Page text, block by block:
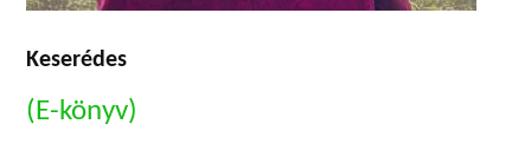
Keserédes
(E-könyv)